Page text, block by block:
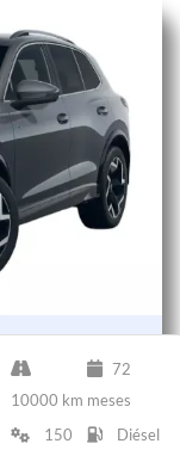
10000 km
72
meses
150
Diésel